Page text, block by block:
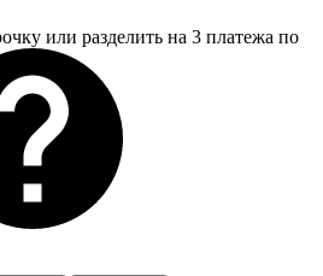
или разделить на 3 платежа по